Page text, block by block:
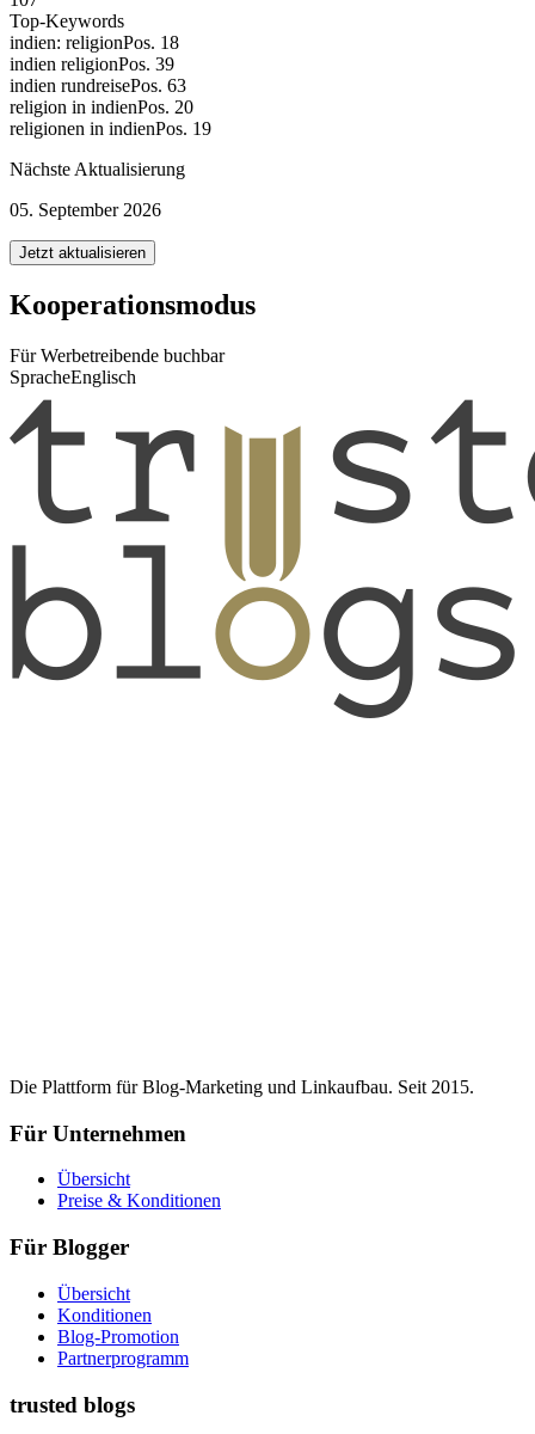
Top-Keywords
indien: religionPos. 18
indien religionPos. 39
indien rundreisePos. 63
religion in indienPos. 20
religionen in indienPos. 19
Nächste Aktualisierung
05. September 2026
Jetzt aktualisieren
Kooperationsmodus
Für Werbetreibende buchbar
SpracheEnglisch
Die Plattform für Blog-Marketing und Linkaufbau. Seit 2015.
Für Unternehmen
Übersicht
Preise & Konditionen
Für Blogger
Übersicht
Konditionen
Blog-Promotion
Partnerprogramm
trusted blogs